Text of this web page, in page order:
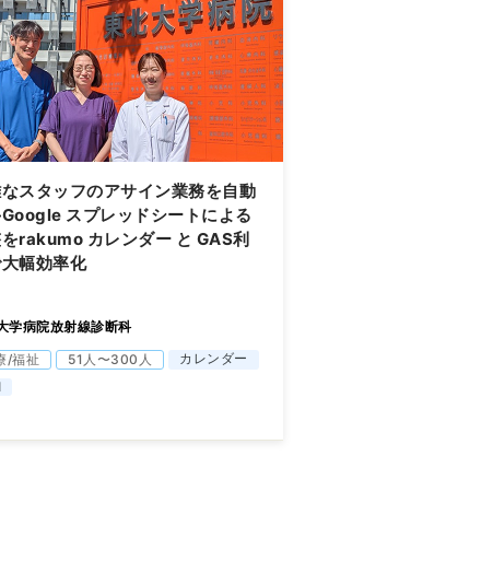
スタッフのアサイン業務を自動
スプレッドシートによる
rakumo カレンダー と GAS利
幅効率化
学病院放射線診断科
/福祉
51人〜300人
カレンダー